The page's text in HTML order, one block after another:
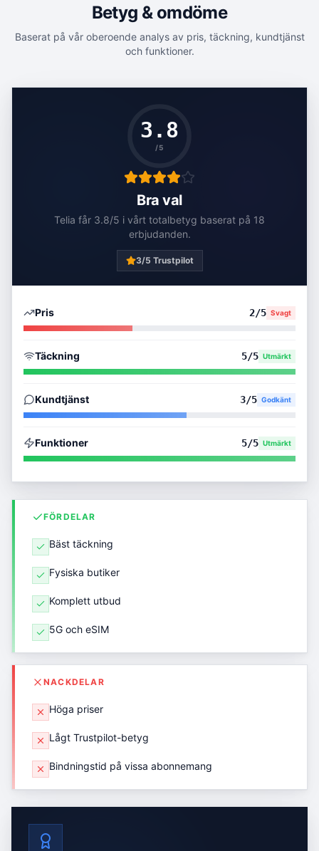
Betyg & omdöme
Baserat på vår oberoende analys av pris, täckning, kundtjänst
och funktioner.
3.8
/5
Bra val
Telia får 3.8/5 i vårt totalbetyg baserat på 18
erbjudanden.
3/5 Trustpilot
Pris 2/5 Svagt
Täckning 5/5 Utmärkt
Kundtjänst 3/5 Godkänt
Funktioner 5/5 Utmärkt
FÖRDELAR
Bäst täckning
Fysiska butiker
Komplett utbud
5G och eSIM
NACKDELAR
Höga priser
Lågt Trustpilot-betyg
Bindningstid på vissa abonnemang